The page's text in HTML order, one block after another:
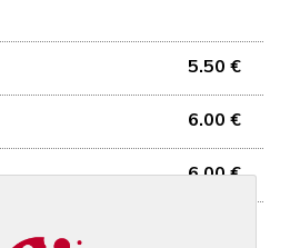
5.50 €
6.00 €
6.00 €